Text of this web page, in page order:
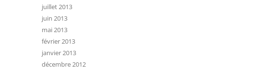
juillet 2013
juin 2013
mai 2013
février 2013
janvier 2013
décembre 2012